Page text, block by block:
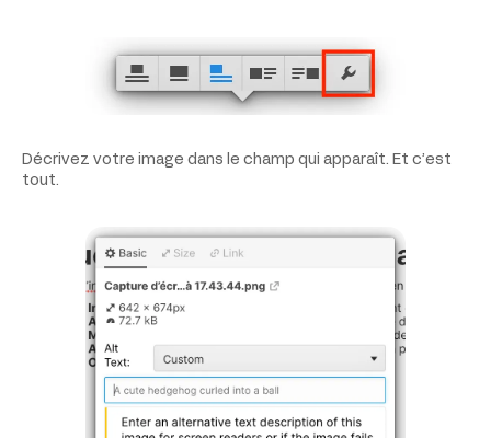
Décrivez votre image dans le champ qui apparaît. Et c’est
tout.